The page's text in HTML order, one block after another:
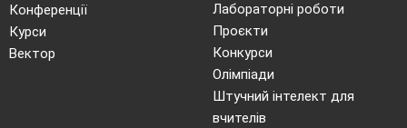
Конференції
Курси
Вектор
Лабораторні роботи
Проєкти
Конкурси
Олімпіади
Штучний інтелект для
вчителів